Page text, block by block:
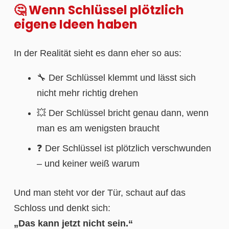
🤔 Wenn Schlüssel plötzlich
eigene Ideen haben
In der Realität sieht es dann eher so aus:
🔧 Der Schlüssel klemmt und lässt sich
nicht mehr richtig drehen
💥 Der Schlüssel bricht genau dann, wenn
man es am wenigsten braucht
❓ Der Schlüssel ist plötzlich verschwunden
– und keiner weiß warum
Und man steht vor der Tür, schaut auf das
Schloss und denkt sich:
„Das kann jetzt nicht sein.“